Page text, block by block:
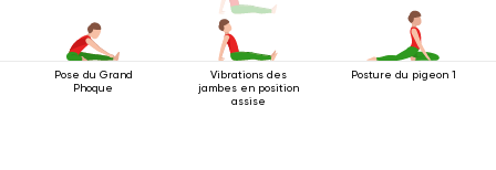
Pose du Grand
Phoque
Vibrations des
jambes en position
assise
Posture du pigeon 1